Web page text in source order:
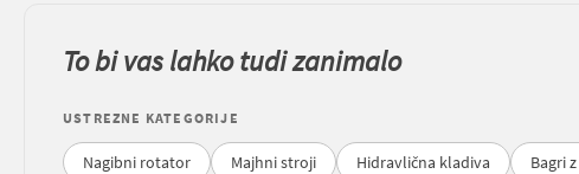
To bi vas lahko tudi zanimalo
USTREZNE KATEGORIJE
Nagibni rotator Majhni stroji Hidravlična kladiva Bagri